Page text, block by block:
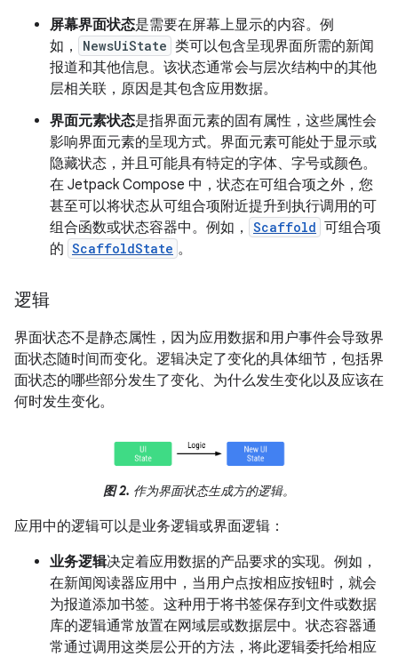
屏幕界面状态是需要在屏幕上显示的内容。 例
如，
NewsUiState 类可以包含呈现界面所需的新闻
报道和其他信息。该状态通常会与层次结构中的其他
层相关联，原因是其包含应用数据。
界面元素状态是指界面元素的固有属性，这些属性会
影响界面元素的呈现方式。界面元素可能处于显示或
隐藏状态，并且可能具有特定的字体、字号或颜色。
在 Jetpack Compose 中，状态在可组合项之外，您
甚至可以将状态从可组合项附近提升到执行调用的可
组合函数或状态容器中。例如，
Scaffold 可组合项
的 ScaffoldState 。
逻辑
界面状态不是静态属性，因为应用数据和用户事件会导致界
面状态随时间而变化。逻辑决定了变化的具体细节，包括界
面状态的哪些部分发生了变化、为什么发生变化以及应该在
何时发生变化。
图 2. 作为界面状态生成方的逻辑。
应用中的逻辑可以是业务逻辑或界面逻辑：
业务逻辑决定着应用数据的产品要求的实现。例如，
在新闻阅读器应用中，当用户点按相应按钮时，就会
为报道添加书签。这种用于将书签保存到文件或数据
库的逻辑通常放置在网域层或数据层中。状态容器通
常通过调用这类层公开的方法，将此逻辑委托给相应